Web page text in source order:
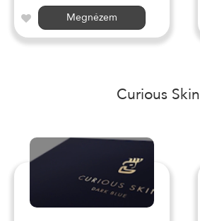
Megnézem
Curious Skin